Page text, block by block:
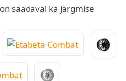
on saadaval ka järgmise